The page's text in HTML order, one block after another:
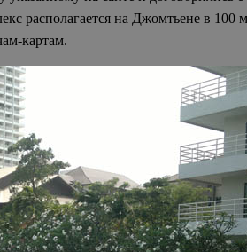
располагается на Джомтьене в 100
картам.